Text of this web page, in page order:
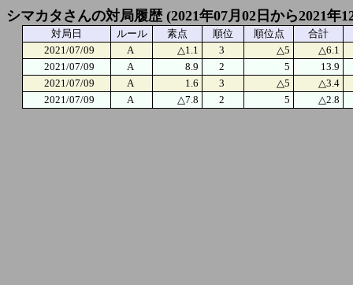
シマカタさんの対局履歴 (2021年07月02日から2021年
対局日 ルール 素点 順位 順位点
合計
2021/07/09
A △1.1 3 △5
△6.1
2021/07/09
A 8.9 2 5
13.9
2021/07/09
A 1.6 3 △5
△3.4
2021/07/09
A △7.8 2 5 △2.8